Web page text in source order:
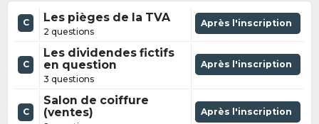
C Les pièges de la TVA
2 questions
Après l'inscription
C
Les dividendes fictifs
en question
3 questions
Après l'inscription
C
Salon de coiffure
(ventes)
Après l'inscription